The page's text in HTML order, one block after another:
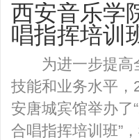
西安音乐学
唱指挥培训
为进一步提高全
技能和业务水平，
安唐城宾馆举办了
合唱指挥培训班”